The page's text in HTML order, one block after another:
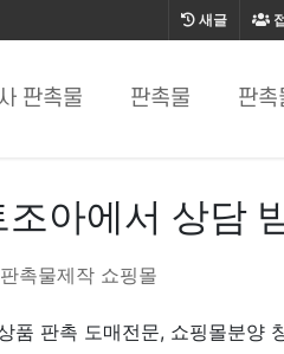
새글
판촉물 판촉물 판촉
아에서 상담
품 판촉 도매전문, 쇼핑몰분양